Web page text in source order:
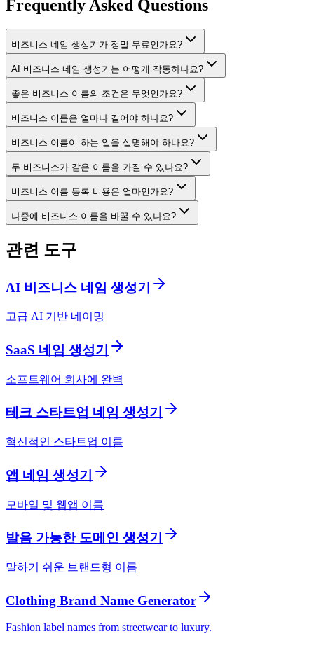
Frequently Asked Questions
비즈니스 네임 생성기가 정말 무료인가요?
AI 비즈니스 네임 생성기는 어떻게 작동하나요?
좋은 비즈니스 이름의 조건은 무엇인가요?
비즈니스 이름은 얼마나 길어야 하나요?
비즈니스 이름이 하는 일을 설명해야 하나요?
두 비즈니스가 같은 이름을 가질 수 있나요?
비즈니스 이름 등록 비용은 얼마인가요?
나중에 비즈니스 이름을 바꿀 수 있나요?
관련 도구
AI 비즈니스 네임 생성기
고급 AI 기반 네이밍
SaaS 네임 생성기
소프트웨어 회사에 완벽
테크 스타트업 네임 생성기
혁신적인 스타트업 이름
앱 네임 생성기
모바일 및 웹앱 이름
발음 가능한 도메인 생성기
말하기 쉬운 브랜드형 이름
Clothing Brand Name Generator
Fashion label names from streetwear to luxury.